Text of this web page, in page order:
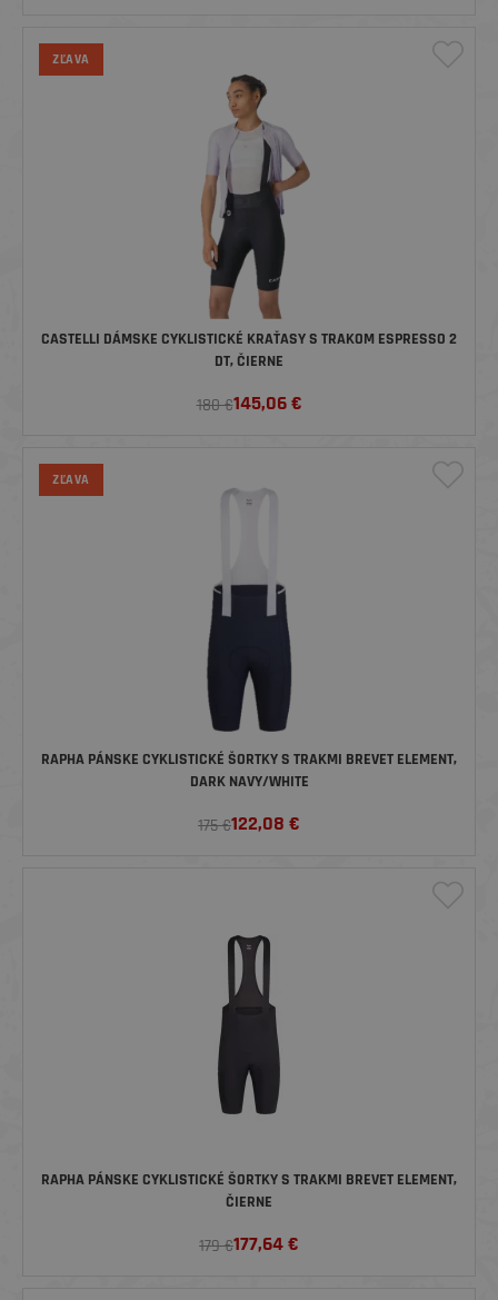
ZĽAVA
CASTELLI DÁMSKE CYKLISTICKÉ KRAŤASY S TRAKOM ESPRESSO 2
DT, ČIERNE
180 €145,06€
ZĽAVA
RAPHA PÁNSKE CYKLISTICKÉ ŠORTKY S TRAKMI BREVET ELEMENT,
DARK NAVY/WHITE
175 €122,08 €
RAPHA PÁNSKE CYKLISTICKÉ ŠORTKY S TRAKMI BREVET ELEMENT,
ČIERNE
179 €177,64€